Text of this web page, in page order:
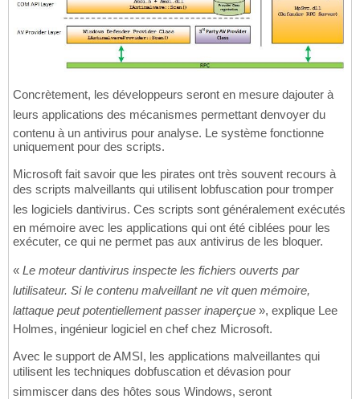
Concrètement, les développeurs seront en mesure dajouter à
leurs applications des mécanismes permettant denvoyer du
contenu à un antivirus pour analyse. Le système fonctionne
uniquement pour des scripts.
Microsoft fait savoir que les pirates ont très souvent recours à
des scripts malveillants qui utilisent lobfuscation pour tromper
les logiciels dantivirus. Ces scripts sont généralement exécutés
en mémoire avec les applications qui ont été ciblées pour les
exécuter, ce qui ne permet pas aux antivirus de les bloquer.
« Le moteur dantivirus inspecte les fichiers ouverts par
lutilisateur. Si le contenu malveillant ne vit quen mémoire,
lattaque peut potentiellement passer inaperçue », explique Lee
Holmes, ingénieur logiciel en chef chez Microsoft.
Avec le support de AMSI, les applications malveillantes qui
utilisent les techniques dobfuscation et dévasion pour
simmiscer dans des hôtes sous Windows, seront